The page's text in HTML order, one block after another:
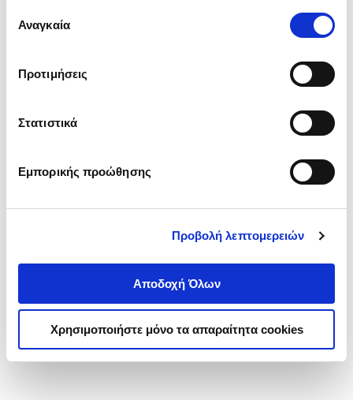
ενδιαφέρουν και να επιλέξετε από τα παρακάτω με την
΄΄και να ενημερωθείτε σχετικά με
συγκατάθεσης
Αναγκαία
Προτιμήσεις
Στατιστικά
Εμπορικής προώθησης
Προβολή λεπτομερειών
Αποδοχή Όλων
Χρησιμοποιήστε μόνο τα απαραίτητα cookies